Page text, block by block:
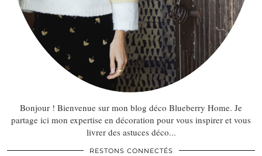
Bonjour ! Bienvenue sur mon blog déco Blueberry Home. Je
partage ici mon expertise en décoration pour vous inspirer et vous
livrer des astuces déco...
RESTONS CONNECTÉS